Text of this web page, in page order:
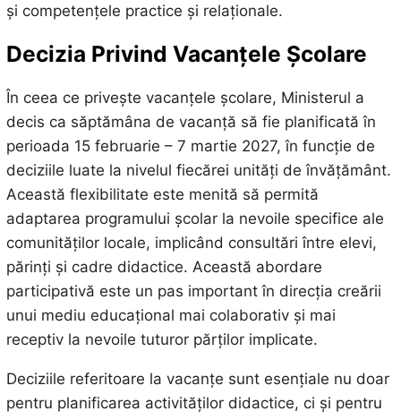
și competențele practice și relaționale.
Decizia Privind Vacanțele Școlare
În ceea ce privește vacanțele școlare, Ministerul a
decis ca săptămâna de vacanță să fie planificată în
perioada 15 februarie – 7 martie 2027, în funcție de
deciziile luate la nivelul fiecărei unități de învățământ.
Această flexibilitate este menită să permită
adaptarea programului școlar la nevoile specifice ale
comunităților locale, implicând consultări între elevi,
părinți și cadre didactice. Această abordare
participativă este un pas important în direcția creării
unui mediu educațional mai colaborativ și mai
receptiv la nevoile tuturor părților implicate.
Deciziile referitoare la vacanțe sunt esențiale nu doar
pentru planificarea activităților didactice, ci și pentru